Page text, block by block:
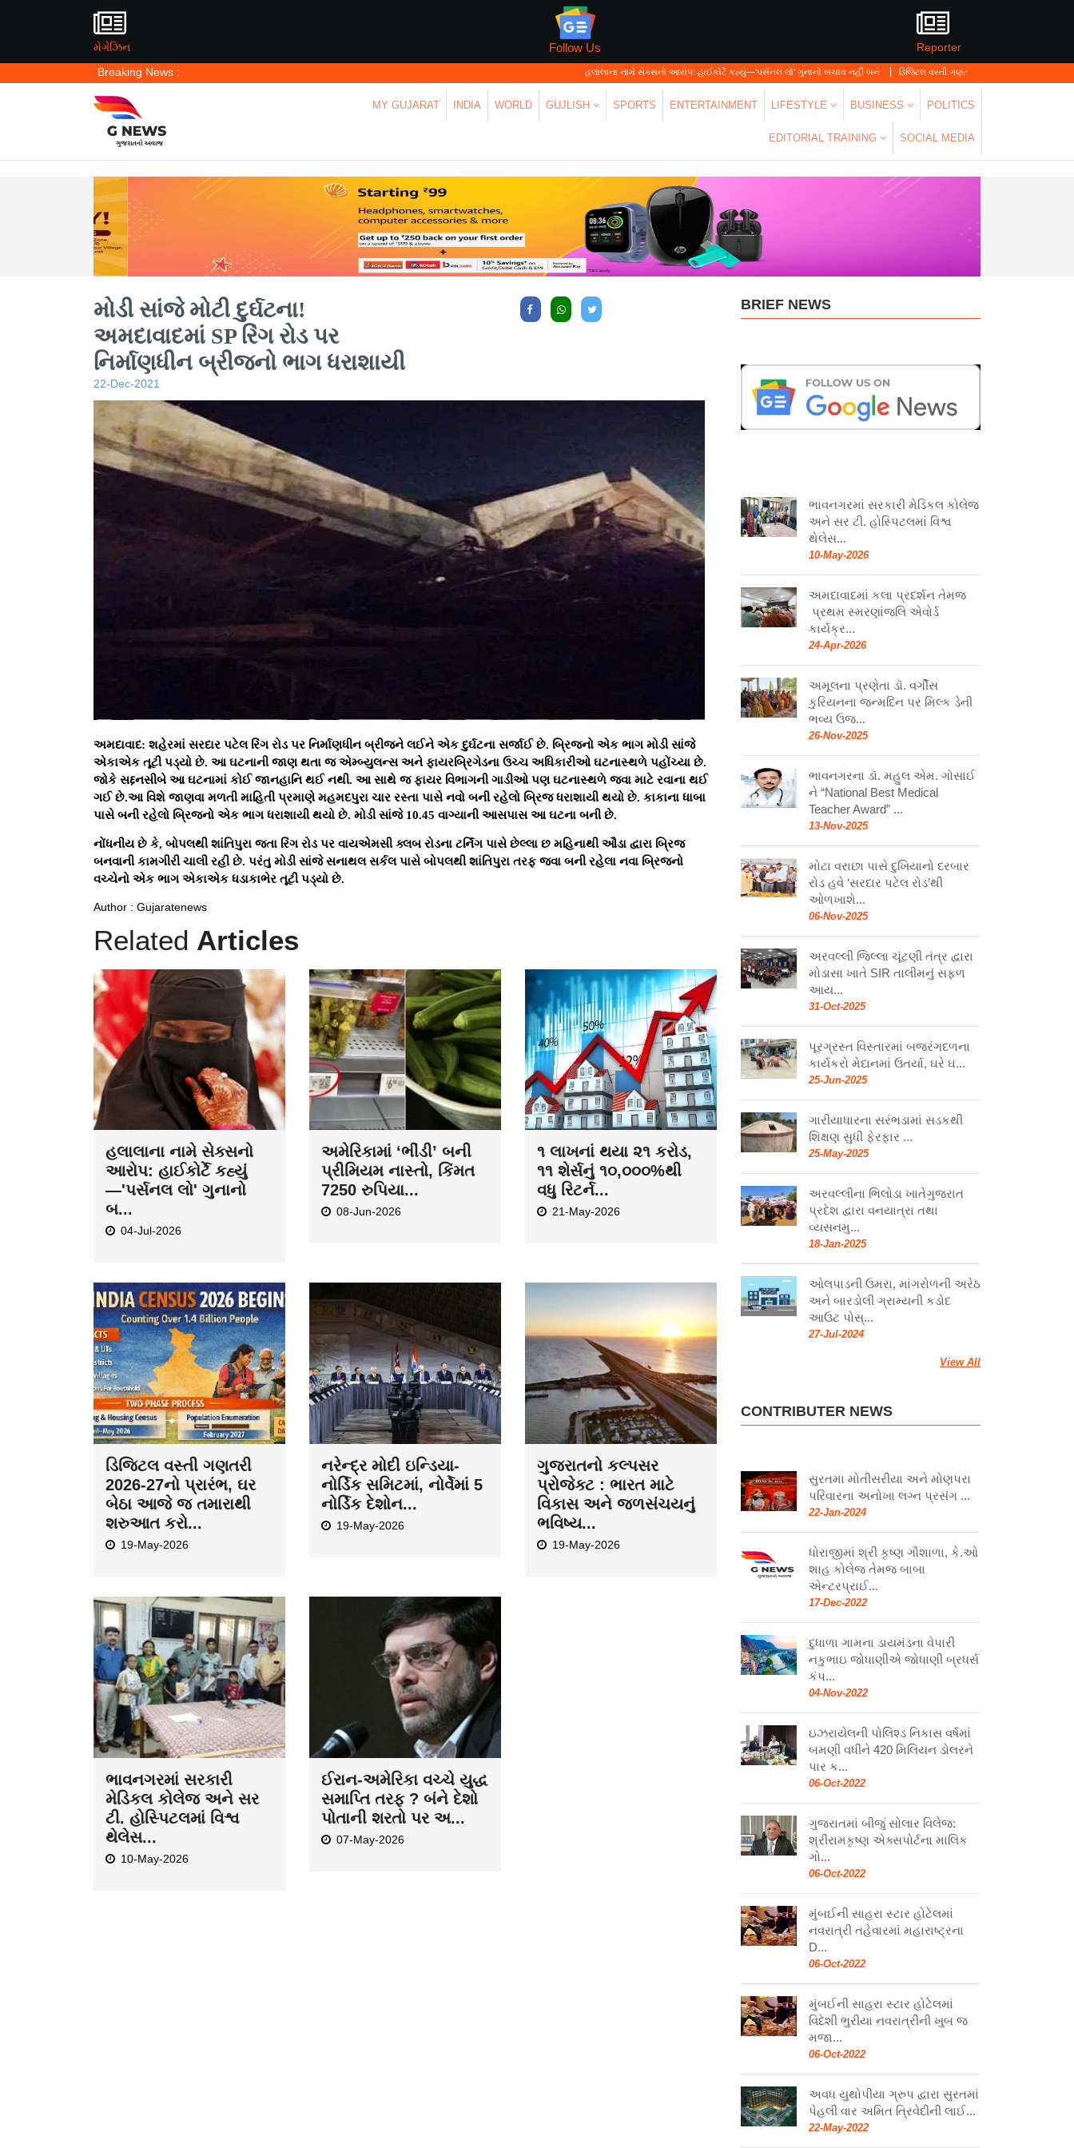
મેગેઝિન Follow Us
Reporter
Breaking News :
હલાલાના નામે સેક્સનો આરોપ: હાઈકોર્ટે કહ્યું—'પર્સનલ લો' ગુનાનો બચાવ નહીં બને ડિજિટલ વસ્તી ગણતરી 2026-27નો પ્રારંભ, ઘર બેઠા આજે જ
MY GUJARAT INDIA WORLD GUJLISH SPORTS ENTERTAINMENT LIFESTYLE BUSINESS POLITICS
EDITORIAL TRAINING SOCIAL MEDIA
મોડી સાંજે મોટી દુર્ઘટના!
અમદાવાદમાં SP રિંગ રોડ પર
નિર્માણધીન બ્રીજનો ભાગ ધરાશાયી
22-Dec-2021
અમદાવાદ: શહેરમાં સરદાર પટેલ રિંગ રોડ પર નિર્માણધીન બ્રીજને લઈને એક દુર્ઘટના સર્જાઈ છે. બ્રિજનો એક ભાગ મોડી સાંજે
એકાએક તૂટી પડ્યો છે. આ ઘટનાની જાણ થતા જ એમ્બ્યુલન્સ અને ફાયરબ્રિગેડના ઉચ્ચ અધિકારીઓ ઘટનાસ્થળે પહોંચ્યા છે.
જોકે સદ્દનસીબે આ ઘટનામાં કોઈ જાનહાનિ થઈ નથી. આ સાથે જ ફાયર વિભાગની ગાડીઓ પણ ઘટનાસ્થળે જવા માટે રવાના થઈ
ગઈ છે.આ વિશે જાણવા મળતી માહિતી પ્રમાણે મહમદપુરા ચાર રસ્તા પાસે નવો બની રહેલો બ્રિજ ધરાશાયી થયો છે. કાકાના ધાબા
પાસે બની રહેલો બ્રિજનો એક ભાગ ધરાશાયી થયો છે. મોડી સાંજે 10.45 વાગ્યાની આસપાસ આ ઘટના બની છે.
નોંધનીય છે કે, બોપલથી શાંતિપુરા જતા રિંગ રોડ પર વાયએમસી ક્લબ રોડના ટર્નિંગ પાસે છેલ્લા છ મહિનાથી ઔડા દ્વારા બ્રિજ
બનવાની કામગીરી ચાલી રહી છે. પરંતુ મોડી સાંજે સનાથલ સર્કલ પાસે બોપલથી શાંતિપુરા તરફ જવા બની રહેલા નવા બ્રિજનો
વચ્ચેનો એક ભાગ એકાએક ધડાકાભેર તૂટી પડ્યો છે.
Author : Gujaratenews
Related Articles
હલાલાના નામે સેક્સનો
આરોપ: હાઈકોર્ટે કહ્યું
—'પર્સનલ લો' ગુનાનો
બ...
04-Jul-2026
અમેરિકામાં ‘ભીંડી’ બની
પ્રીમિયમ નાસ્તો, કિંમત
7250 રુપિયા...
08-Jun-2026
૧ લાખનાં થયા ૨૧ કરોડ,
૧૧ શેર્સનું ૧૦,૦૦૦%થી
વધુ રિટર્ન...
21-May-2026
ડિજિટલ વસ્તી ગણતરી
2026-27નો પ્રારંભ, ઘર
બેઠા આજે જ તમારાથી
શરુઆત કરો...
19-May-2026
નરેન્દ્ર મોદી ઇન્ડિયા-
નોર્ડિક સમિટમાં, નોર્વેમાં 5
નોર્ડિક દેશોન...
19-May-2026
ગુજરાતનો કલ્પસર
પ્રોજેક્ટ : ભારત માટે
વિકાસ અને જળસંચયનું
ભવિષ્ય...
19-May-2026
ભાવનગરમાં સરકારી
મેડિકલ કોલેજ અને સર
ટી. હોસ્પિટલમાં વિશ્વ
થેલેસ...
10-May-2026
ઈરાન-અમેરિકા વચ્ચે યુદ્ધ
સમાપ્તિ તરફ ? બંને દેશો
પોતાની શરતો પર અ...
07-May-2026
BRIEF NEWS
ભાવનગરમાં સરકારી મેડિકલ કોલેજ
અને સર ટી. હોસ્પિટલમાં વિશ્વ
થેલેસ...
10-May-2026
અમદાવાદમાં કલા પ્રદર્શન તેમજ
પ્રથમ સ્મરણાંજલિ એવોર્ડ
કાર્યક્ર...
24-Apr-2026
અમૂલના પ્રણેતા ડૉ. વર્ગીસ
કુરિયનના જન્મદિન પર મિલ્ક ડેની
ભવ્ય ઉજ...
26-Nov-2025
ભાવનગરના ડૉ. મહુલ એમ. ગોસાઈ
ને “National Best Medical
Teacher Award” ...
13-Nov-2025
મોટા વરાછા પાસે દુખિયાનો દરબાર
રોડ હવે ‘સરદાર પટેલ રોડ’થી
ઓળખાશે...
06-Nov-2025
અરવલ્લી જિલ્લા ચૂંટણી તંત્ર દ્વારા
મોડાસા ખાતે SIR તાલીમનું સફળ
આય...
31-Oct-2025
પૂરગ્રસ્ત વિસ્તારમાં બજરંગદળના
કાર્યકરો મેદાનમાં ઉતર્યા, ઘરે ઘ...
25-Jun-2025
ગારીયાધારના સરંભડામાં સડકથી
શિક્ષણ સુધી ફેરફાર ...
25-May-2025
અરવલ્લીના ભિલોડા ખાતેગુજરાત
પ્રદેશ દ્વારા વનયાત્રા તથા
વ્યસનમુ...
18-Jan-2025
ઓલપાડની ઉમરા, માંગરોળની અરેઠ
અને બારડોલી ગ્રામ્યની કડોદ
આઉટ પોસ્...
27-Jul-2024
View All
CONTRIBUTER NEWS
સુરતમા મોતીસરીયા અને મોણપરા
પરિવારના અનોખા લગ્ન પ્રસંગ ...
22-Jan-2024
ધોરાજીમાં શ્રી કૃષ્ણ ગૌશાળા, કે.ઓ
શાહ કોલેજ તેમજ બાબા
એન્ટરપ્રાઈ...
17-Dec-2022
દુધાળા ગામના ડાયમંડના વેપારી
નકુભાઇ જોધાણીએ જોધાણી બ્રધર્સ
કંપ...
04-Nov-2022
ઇઝરાયેલની પોલિશ્ડ નિકાસ વર્ષમાં
બમણી વધીને 420 મિલિયન ડોલરને
પાર ક...
06-Oct-2022
ગુજરાતમાં બીજું સોલાર વિલેજ:
શ્રીરામકૃષ્ણ એક્સપોર્ટના માલિક
ગો...
06-Oct-2022
મુંબઈની સાહરા સ્ટાર હોટેલમાં
નવરાત્રી તહેવારમાં મહારાષ્ટ્રના
D...
06-Oct-2022
મુંબઈની સાહરા સ્ટાર હોટેલમાં
વિદેશી ભુરીયા નવરાત્રીની ખુબ જ
મજા...
06-Oct-2022
અવધ યુથોપીયા ગ્રુપ દ્વારા સુરતમાં
પેહલી વાર અમિત ત્રિવેદીની લાઈ...
22-May-2022